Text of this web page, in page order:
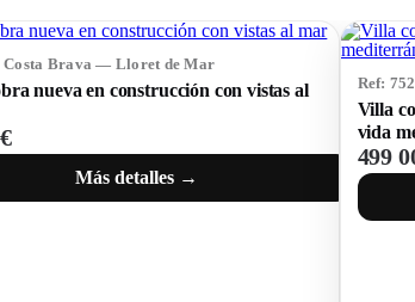
Costa Brava — Lloret de Mar
nueva en construcción con vistas al
Más detalles →
Ref:
Villa
vida
499